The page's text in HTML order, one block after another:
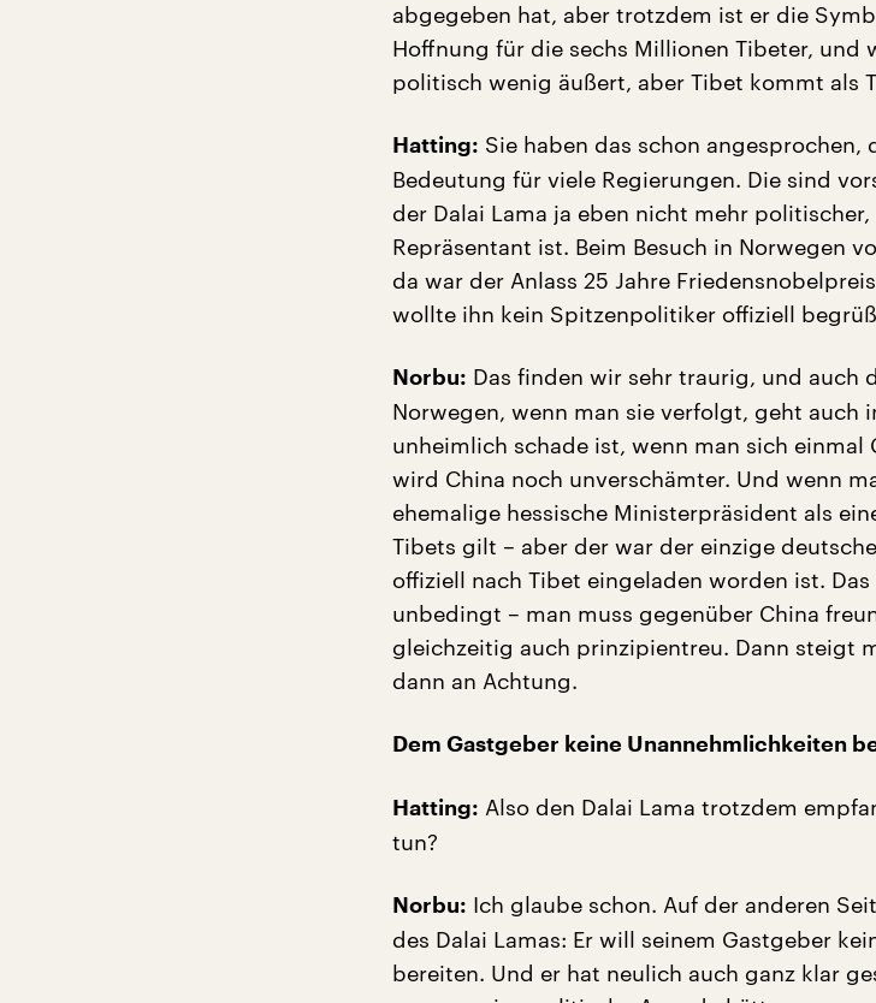
abgegeben hat, aber trotzdem ist er die
Hoffnung für die sechs Millionen Tibeter, und
politisch wenig äußert, aber Tibet kommt als
Hatting: Sie haben das schon angesprochen,
Bedeutung für viele Regierungen. Die sind
der Dalai Lama ja eben nicht mehr
Repräsentant ist. Beim Besuch in Norwegen
da war der Anlass 25 Jahre
wollte ihn kein Spitzenpolitiker offiziell
Norbu: Das finden wir sehr traurig, und auch
Norwegen, wenn man sie verfolgt, geht auch
unheimlich schade ist, wenn man sich einmal
wird China noch unverschämter. Und wenn
ehemalige hessische Ministerpräsident als
Tibets gilt – aber der war der einzige
offiziell nach Tibet eingeladen worden ist.
unbedingt – man muss gegenüber China
gleichzeitig auch prinzipientreu. Dann steigt
dann an Achtung.
Dem Gastgeber keine Unannehmlichkeiten
Hatting: Also den Dalai Lama trotzdem
tun?
Norbu: Ich glaube schon. Auf der anderen
des Dalai Lamas: Er will seinem Gastgeber
bereiten. Und er hat neulich auch ganz klar